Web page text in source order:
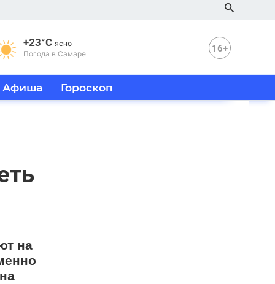
+23°C ясно
Погода в Самаре
16+
Афиша Гороскоп
на